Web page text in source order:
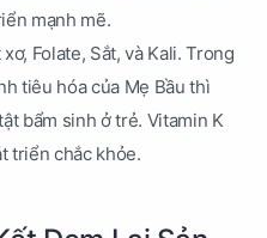
mạnh mẽ.
Folate, Sắt, và Kali. Trong
tiêu hóa của Mẹ Bầu thì
bẩm sinh ở trẻ. Vitamin K
triển chắc khỏe.